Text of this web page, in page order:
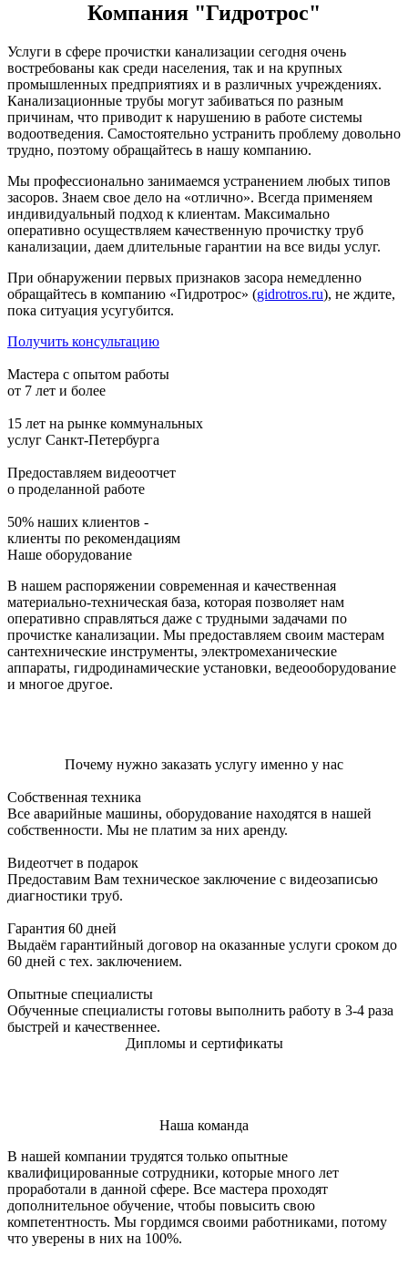
Компания "Гидротрос"
Услуги в сфере прочистки канализации сегодня очень
востребованы как среди населения, так и на крупных
промышленных предприятиях и в различных учреждениях.
Канализационные трубы могут забиваться по разным
причинам, что приводит к нарушению в работе системы
водоотведения. Самостоятельно устранить проблему довольно
трудно, поэтому обращайтесь в нашу компанию.
Мы профессионально занимаемся устранением любых типов
засоров. Знаем свое дело на «отлично». Всегда применяем
индивидуальный подход к клиентам. Максимально
оперативно осуществляем качественную прочистку труб
канализации, даем длительные гарантии на все виды услуг.
При обнаружении первых признаков засора немедленно
обращайтесь в компанию «Гидротрос» (gidrotros.ru), не ждите,
пока ситуация усугубится.
Получить консультацию
Мастера с опытом работы
от 7 лет и более
15 лет на рынке коммунальных
услуг Санкт-Петербурга
Предоставляем видеоотчет
о проделанной работе
50% наших клиентов -
клиенты по рекомендациям
Наше оборудование
В нашем распоряжении современная и качественная
материально-техническая база, которая позволяет нам
оперативно справляться даже с трудными задачами по
прочистке канализации. Мы предоставляем своим мастерам
сантехнические инструменты, электромеханические
аппараты, гидродинамические установки, ведеооборудование
и многое другое.
Почему нужно заказать услугу именно у нас
Собственная техника
Все аварийные машины, оборудование находятся в нашей
собственности. Мы не платим за них аренду.
Видеотчет в подарок
Предоставим Вам техническое заключение с видеозаписью
диагностики труб.
Гарантия 60 дней
Выдаём гарантийный договор на оказанные услуги сроком до
60 дней с тех. заключением.
Опытные специалисты
Обученные специалисты готовы выполнить работу в 3-4 раза
быстрей и качественнее.
Дипломы и сертификаты
Наша команда
В нашей компании трудятся только опытные
квалифицированные сотрудники, которые много лет
проработали в данной сфере. Все мастера проходят
дополнительное обучение, чтобы повысить свою
компетентность. Мы гордимся своими работниками, потому
что уверены в них на 100%.